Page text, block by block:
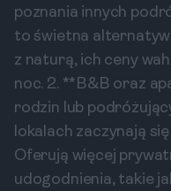
poznania innych
to świetna
z naturą, ich ceny
noc. 2. **B&B oraz
rodzin lub
lokalach zaczynają
Oferują więcej
udogodnienia, takie